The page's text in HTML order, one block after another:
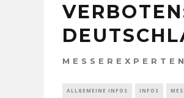
MESSEREXPERTEN
ALLGEMEINE INFOS INFOS